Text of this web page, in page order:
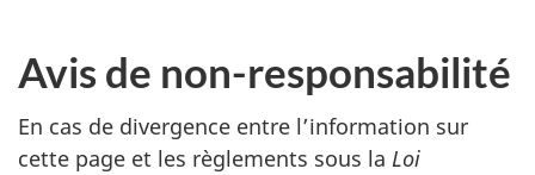
Avis de non-responsabilité
En cas de divergence entre l’information sur
cette page et les règlements sous la Loi